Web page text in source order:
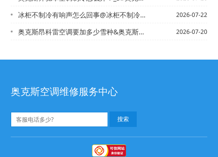
冰柜不制冷有响声怎么回事@冰柜不制冷有油味怎么回事 2026-07-22
奥克斯昂科雷空调要加多少雪种&奥克斯昂克赛拉的空调怎么开 2026-07-20
奥克斯空调维修服务中心